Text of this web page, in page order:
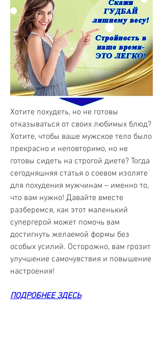
Хотите похудеть, но не готовы
отказываться от своих любимых блюд?
Хотите, чтобы ваше мужское тело было
прекрасно и неповторимо, но не
готовы сидеть на строгой диете? Тогда
сегодняшняя статья о соевом изоляте
для похудения мужчинам – именно то,
что вам нужно! Давайте вместе
разберемся, как этот маленький
супергерой может помочь вам
достигнуть желаемой формы без
особых усилий. Осторожно, вам грозит
улучшение самочувствия и повышение
настроения!
ПОДРОБНЕЕ ЗДЕСЬ